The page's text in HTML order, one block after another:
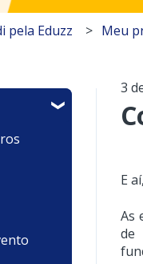
pela Eduzz Meu
3
E
As
de